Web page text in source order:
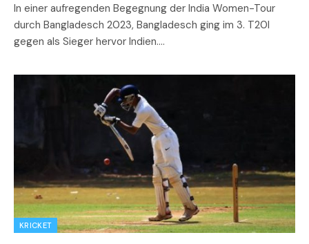
In einer aufregenden Begegnung der India Women-Tour
durch Bangladesch 2023, Bangladesch ging im 3. T20I
gegen als Sieger hervor Indien.…
KRICKET